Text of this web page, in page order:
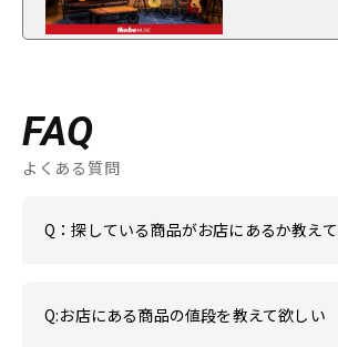
FAQ
よくある質問
Q：探している商品がお店にあるか教え
Q:お店にある商品の値段を教えて欲しい